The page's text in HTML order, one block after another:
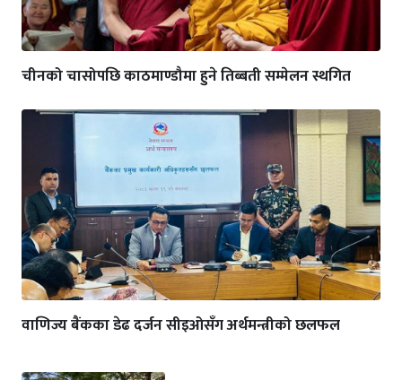
चीनको चासोपछि काठमाण्डौमा हुने तिब्बती सम्मेलन स्थगित
वाणिज्य बैंकका डेढ दर्जन सीइओसँग अर्थमन्त्रीको छलफल